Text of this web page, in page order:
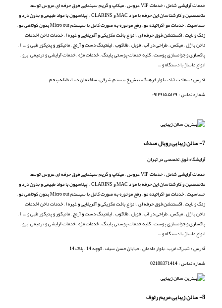
خدمات آرایشی شامل : خدمات VIP عروس – میکاپ و گریم سینمایی فوق حرفه ای عروس توسط
متخصصین و کارشناسان این حرفه با مواد MAC و CLARINS – اپیلاسیون با مواد طبیعی و بدون درد و
حساسیت – خدمات مو (کراتینه مو – رفع موخوره به صورت کامل با سیستم Micro out بدون کوتاهی مو –
زنگ و لایت – اکستنشن فوق حرفه ای – انواع بافت مکزیکی و آفریقایی و غیره) – خدمات ناخن (خدمات
ناخن با ژل – میکس – طراحی در آب – فویل – طلاکوب – لیفتینگ دست و آرنج – مانیکور و پدیکور طبی و … ) –
پاکسازی و جوانسازی پوست – کلیه خدمات پوستی پلینگ – خدمات مژه – خدمات آرایشی و ترمیمی ابرو –
انواع ماساژ با دستگاه و …
آدرس : سعادت آباد، بلوار فرهنگ، نبش خ بیستم شرقی، ساختمان دیبا، طبقه پنجم
شماره تماس :‌ ۰۹۱۲۹۱۵۵۱۲۹
7- سالن زیبایی رویال صدف
آرایشگاه فوق تخصصی در تهران
خدمات آرایشی شامل : خدمات VIP عروس – میکاپ و گریم سینمایی فوق حرفه ای عروس توسط
متخصصین و کارشناسان این حرفه با مواد MAC و CLARINS – اپیلاسیون با مواد طبیعی و بدون درد و
حساسیت – خدمات مو (کراتینه مو – رفع موخوره به صورت کامل با سیستم Micro out بدون کوتاهی مو –
زنگ و لایت – اکستنشن فوق حرفه ای – انواع بافت مکزیکی و آفریقایی و غیره) – خدمات ناخن (خدمات
ناخن با ژل – میکس – طراحی در آب – فویل – طلاکوب – لیفتینگ دست و آرنج – مانیکور و پدیکور طبی و … ) –
پاکسازی و جوانسازی پوست – کلیه خدمات پوستی پلینگ – خدمات مژه – خدمات آرایشی و ترمیمی ابرو –
انواع ماساژ با دستگاه و …
آدرس : شهرک غرب – بلوار دادمان – خیابان حسن سیف – کوچه 14 – پلاک 14
شماره تماس : 02188371414
8- سالن زیبایی مریم رئوف